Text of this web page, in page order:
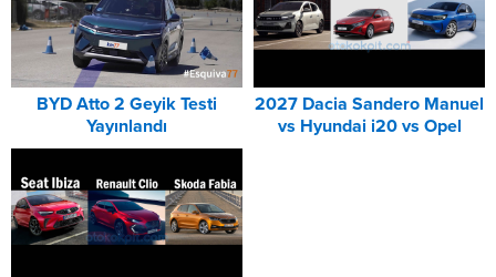
BYD Atto 2 Geyik Testi
Yayınlandı
2027 Dacia Sandero Manuel
vs Hyundai i20 vs Opel